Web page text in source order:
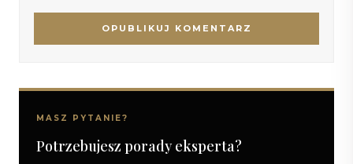
OPUBLIKUJ KOMENTARZ
MASZ PYTANIE?
Potrzebujesz porady eksperta?